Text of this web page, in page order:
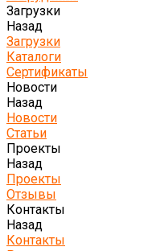
Загрузки
Назад
Загрузки
Каталоги
Сертификаты
Новости
Назад
Новости
Статьи
Проекты
Назад
Проекты
Отзывы
Контакты
Назад
Контакты